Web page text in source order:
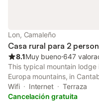
Lon, Camaleño
Casa rural para 2
8.1Muy bueno⋅647
This typical mountain
Europa mountains, in
Peñas Arriba is built in a
and is located in the village
Wifi Internet
Terraza
Cancelación gratuita